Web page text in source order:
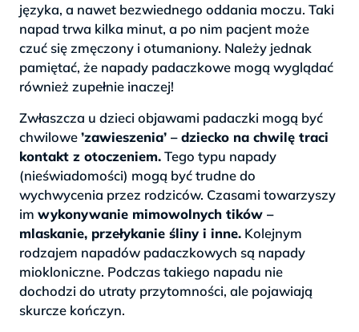
języka, a nawet bezwiednego oddania moczu. Taki
napad trwa kilka minut, a po nim pacjent może
czuć się zmęczony i otumaniony. Należy jednak
pamiętać, że napady padaczkowe mogą wyglądać
również zupełnie inaczej!
Zwłaszcza u dzieci objawami padaczki mogą być
chwilowe’zawieszenia’ – dziecko na chwilę traci
kontakt z otoczeniem.Tego typu napady
(nieświadomości) mogą być trudne do
wychwycenia przez rodziców. Czasami towarzyszy
im wykonywanie mimowolnych tików –
mlaskanie, przełykanie śliny i inne. Kolejnym
rodzajem napadów padaczkowych są napady
miokloniczne. Podczas takiego napadu nie
dochodzi do utraty przytomności, ale pojawiają
skurcze kończyn.